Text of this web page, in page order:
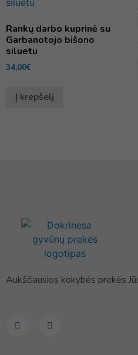
Rankų darbo kuprinė su
Garbanotojo bišono
siluetu
34,00€
Į krepšelį
Aukščiausios kokybės prekės